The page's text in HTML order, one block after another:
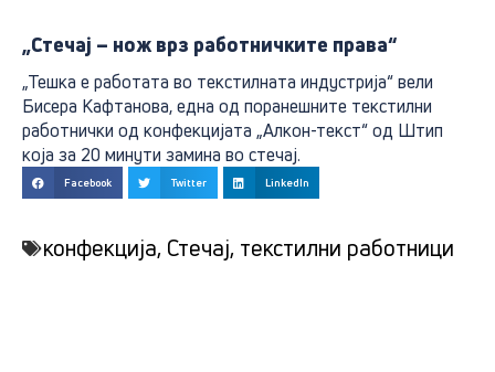
„Стечај – нож врз работничките права“
„Тешка е работата во текстилната индустрија“ вели
Бисера Кафтанова, една од поранешните текстилни
работнички од конфекцијата „Алкон-текст“ од Штип
која за 20 минути замина во стечај.
Facebook Twitter LinkedIn
конфекција, Стечај, текстилни работници